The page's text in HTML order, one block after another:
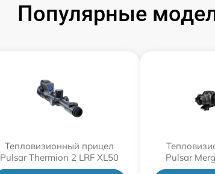
Популярные
Тепловизионный прицел
Pulsar Thermion 2 LRF XL50
Pulsar